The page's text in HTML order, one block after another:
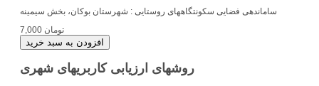
ساماندهی فضایی سکونتگاههای روستایی : شهرستان بوکان، بخش سیمینه
7,000 تومان
روش‏های ارزیابی کاربری‏های شهری